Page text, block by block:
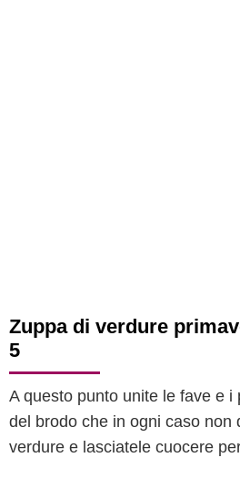
Zuppa di verdure
5
A questo punto unite le fave e i
del brodo che in ogni caso non
verdure e lasciatele cuocere